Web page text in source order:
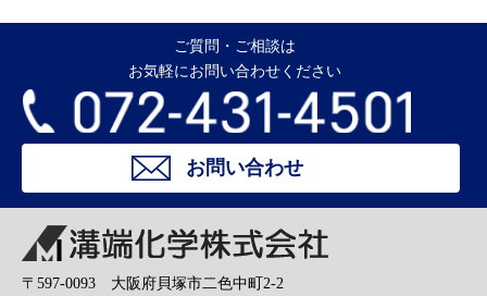
ご質問・ご相談は
お気軽にお問い合わせください
お問い合わせ
〒597-0093 大阪府貝塚市二色中町2-2